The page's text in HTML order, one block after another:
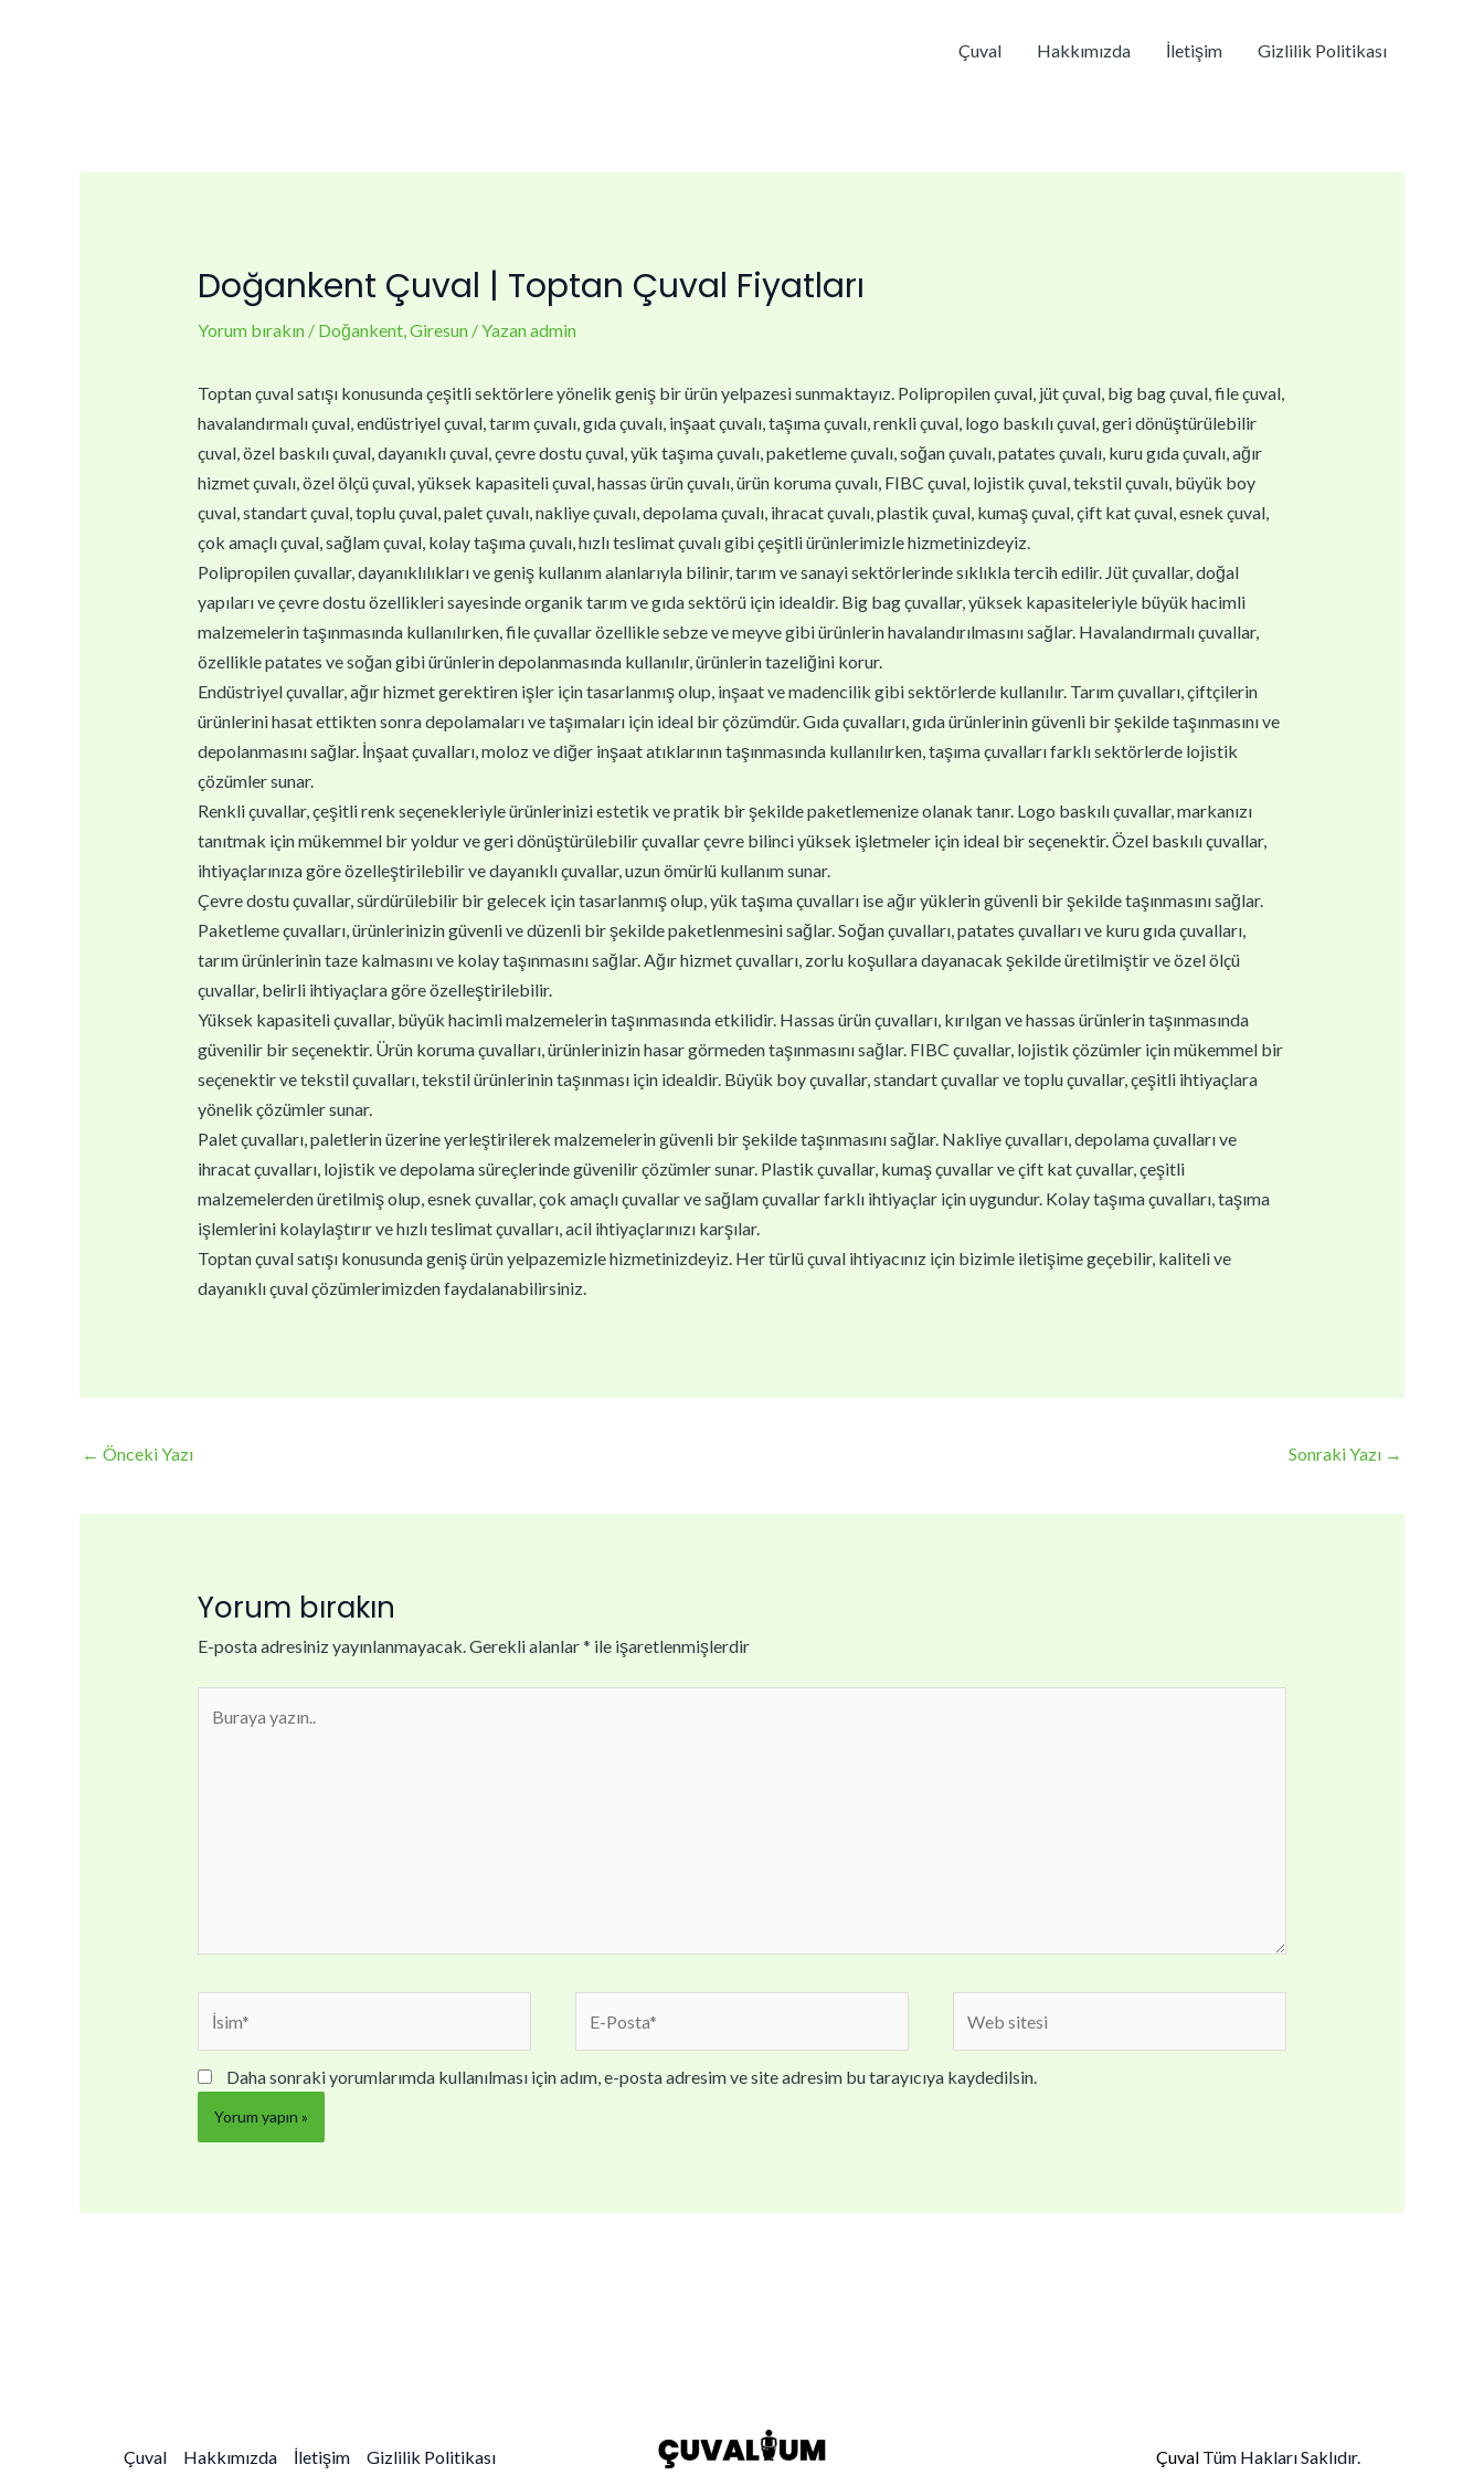
Çuval Hakkımızda İletişim Gizlilik Politikası
Doğankent Çuval | Toptan Çuval Fiyatları
Yorum bırakın / Doğankent,Giresun/ Yazanadmin
Toptan çuval satışı konusunda çeşitli sektörlere yönelik geniş bir ürün yelpazesi sunmaktayız. Polipropilen çuval, jüt çuval, big bag çuval, file çuval,
havalandırmalı çuval, endüstriyel çuval, tarım çuvalı, gıda çuvalı, inşaat çuvalı, taşıma çuvalı, renkli çuval, logo baskılı çuval, geri dönüştürülebilir
çuval, özel baskılı çuval, dayanıklı çuval, çevre dostu çuval, yük taşıma çuvalı, paketleme çuvalı, soğan çuvalı, patates çuvalı, kuru gıda çuvalı, ağır
hizmet çuvalı, özel ölçü çuval, yüksek kapasiteli çuval, hassas ürün çuvalı, ürün koruma çuvalı, FIBC çuval, lojistik çuval, tekstil çuvalı, büyük boy
çuval, standart çuval, toplu çuval, palet çuvalı, nakliye çuvalı, depolama çuvalı, ihracat çuvalı, plastik çuval, kumaş çuval, çift kat çuval, esnek çuval,
çok amaçlı çuval, sağlam çuval, kolay taşıma çuvalı, hızlı teslimat çuvalı gibi çeşitli ürünlerimizle hizmetinizdeyiz.
Polipropilen çuvallar, dayanıklılıkları ve geniş kullanım alanlarıyla bilinir, tarım ve sanayi sektörlerinde sıklıkla tercih edilir. Jüt çuvallar, doğal
yapıları ve çevre dostu özellikleri sayesinde organik tarım ve gıda sektörü için idealdir. Big bag çuvallar, yüksek kapasiteleriyle büyük hacimli
malzemelerin taşınmasında kullanılırken, file çuvallar özellikle sebze ve meyve gibi ürünlerin havalandırılmasını sağlar. Havalandırmalı çuvallar,
özellikle patates ve soğan gibi ürünlerin depolanmasında kullanılır, ürünlerin tazeliğini korur.
Endüstriyel çuvallar, ağır hizmet gerektiren işler için tasarlanmış olup, inşaat ve madencilik gibi sektörlerde kullanılır. Tarım çuvalları, çiftçilerin
ürünlerini hasat ettikten sonra depolamaları ve taşımaları için ideal bir çözümdür. Gıda çuvalları, gıda ürünlerinin güvenli bir şekilde taşınmasını ve
depolanmasını sağlar. İnşaat çuvalları, moloz ve diğer inşaat atıklarının taşınmasında kullanılırken, taşıma çuvalları farklı sektörlerde lojistik
çözümler sunar.
Renkli çuvallar, çeşitli renk seçenekleriyle ürünlerinizi estetik ve pratik bir şekilde paketlemenize olanak tanır. Logo baskılı çuvallar, markanızı
tanıtmak için mükemmel bir yoldur ve geri dönüştürülebilir çuvallar çevre bilinci yüksek işletmeler için ideal bir seçenektir. Özel baskılı çuvallar,
ihtiyaçlarınıza göre özelleştirilebilir ve dayanıklı çuvallar, uzun ömürlü kullanım sunar.
Çevre dostu çuvallar, sürdürülebilir bir gelecek için tasarlanmış olup, yük taşıma çuvalları ise ağır yüklerin güvenli bir şekilde taşınmasını sağlar.
Paketleme çuvalları, ürünlerinizin güvenli ve düzenli bir şekilde paketlenmesini sağlar. Soğan çuvalları, patates çuvalları ve kuru gıda çuvalları,
tarım ürünlerinin taze kalmasını ve kolay taşınmasını sağlar. Ağır hizmet çuvalları, zorlu koşullara dayanacak şekilde üretilmiştir ve özel ölçü
çuvallar, belirli ihtiyaçlara göre özelleştirilebilir.
Yüksek kapasiteli çuvallar, büyük hacimli malzemelerin taşınmasında etkilidir. Hassas ürün çuvalları, kırılgan ve hassas ürünlerin taşınmasında
güvenilir bir seçenektir. Ürün koruma çuvalları, ürünlerinizin hasar görmeden taşınmasını sağlar. FIBC çuvallar, lojistik çözümler için mükemmel bir
seçenektir ve tekstil çuvalları, tekstil ürünlerinin taşınması için idealdir. Büyük boy çuvallar, standart çuvallar ve toplu çuvallar, çeşitli ihtiyaçlara
yönelik çözümler sunar.
Palet çuvalları, paletlerin üzerine yerleştirilerek malzemelerin güvenli bir şekilde taşınmasını sağlar. Nakliye çuvalları, depolama çuvalları ve
ihracat çuvalları, lojistik ve depolama süreçlerinde güvenilir çözümler sunar. Plastik çuvallar, kumaş çuvallar ve çift kat çuvallar, çeşitli
malzemelerden üretilmiş olup, esnek çuvallar, çok amaçlı çuvallar ve sağlam çuvallar farklı ihtiyaçlar için uygundur. Kolay taşıma çuvalları, taşıma
işlemlerini kolaylaştırır ve hızlı teslimat çuvalları, acil ihtiyaçlarınızı karşılar.
Toptan çuval satışı konusunda geniş ürün yelpazemizle hizmetinizdeyiz. Her türlü çuval ihtiyacınız için bizimle iletişime geçebilir, kaliteli ve
dayanıklı çuval çözümlerimizden faydalanabilirsiniz.
← Önceki Yazı Sonraki Yazı →
Yorum bırakın
E-posta adresiniz yayınlanmayacak.Gerekli alanlar* ile işaretlenmişlerdir
Daha sonraki yorumlarımda kullanılması için adım, e-posta adresim ve site adresim bu tarayıcıya kaydedilsin.
Çuval Hakkımızda İletişim Gizlilik Politikası ÇuvalTüm Hakları Saklıdır.